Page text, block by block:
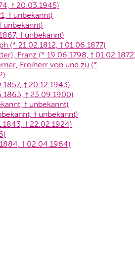
† 20.03.1945)
† unbekannt)
unbekannt)
† unbekannt)
(* 21.02.1812, † 01.06.1877)
Franz (* 19.06.1798, †
Freiherr von und zu (*
† 20.12.1943)
† 23.09.1900)
† unbekannt)
† unbekannt)
† 22.02.1924)
† 02.04.1964)